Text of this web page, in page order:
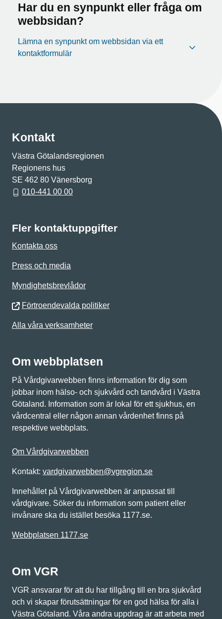
Har du en synpunkt eller fråga om
webbsidan?
Lämna en synpunkt om webbsidan via ett
kontaktformulär
Kontakt
Västra Götalandsregionen
Regionens hus
SE 462 80 Vänersborg
010-441 00 00
Fler kontaktuppgifter
Kontakta oss
Press och media
Myndighetsbrevlådor
Förtroendevalda politiker
Alla våra verksamheter
Om webbplatsen
På Vårdgivarwebben finns information för dig som
jobbar inom hälso- och sjukvård och tandvård i Västra
Götaland. Information som är lokal för ett sjukhus, en
vårdcentral eller någon annan vårdenhet finns på
respektive webbplats.
Om Vårdgivarwebben
Kontakt: vardgivarwebben@vgregion.se
Innehållet på Vårdgivarwebben är anpassat till
vårdgivare. Söker du information som patient eller
invånare ska du istället besöka 1177.se.
Webbplatsen 1177.se
Om VGR
VGR ansvarar för att du har tillgång till en bra sjukvård
och vi skapar förutsättningar för en god hälsa för alla i
Västra Götaland. Våra andra uppdrag är att arbeta med